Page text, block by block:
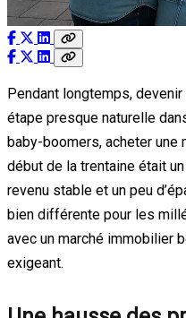
Pendant longtemps,
étape presque naturelle
baby-boomers, acheter une
début de la trentaine était
revenu stable et un peu
bien différente pour les
avec un marché immobilier
exigeant.